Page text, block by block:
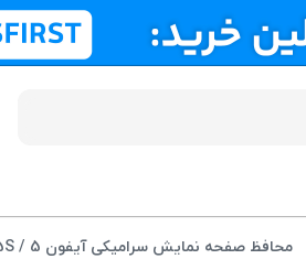
محافظ صفحه نمایش سرامیکی آیفون 5 / 5S مدل Ceramic iPhone 5/5S/5C